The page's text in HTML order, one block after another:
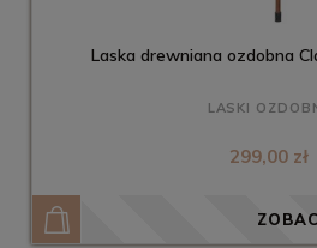
Laska drewniana ozdobna
LASKI
299,00 zł